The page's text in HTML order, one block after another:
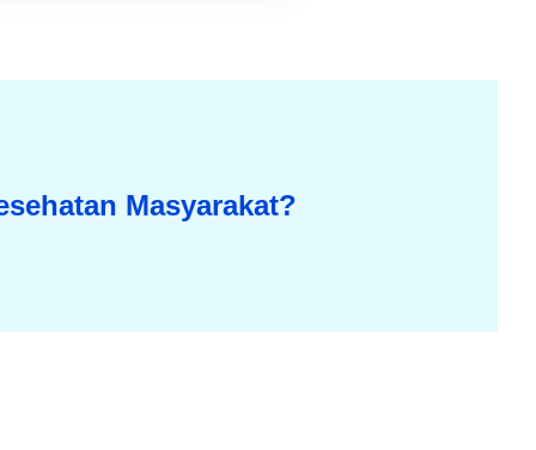
Masyarakat?